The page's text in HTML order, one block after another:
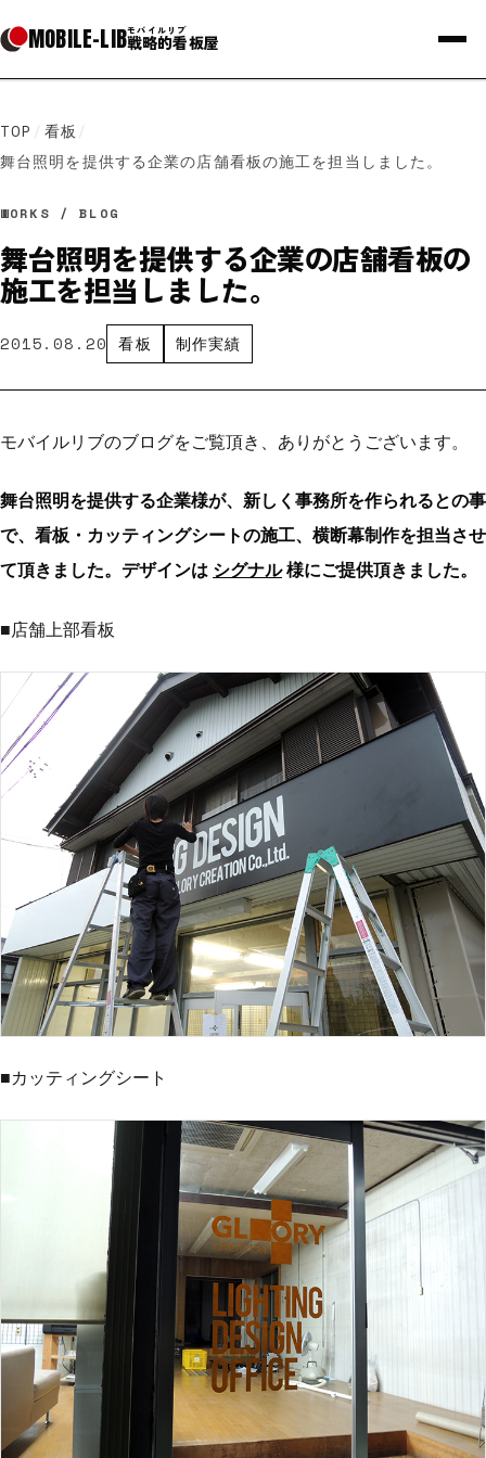
MOBILE-LIBモバイルリブ
戦略的看板屋
TOP / 看板 /
舞台照明を提供する企業の店舗看板の施工を担当しました。
WORKS / BLOG
舞台照明を提供する企業の店舗看板の
施工を担当しました。
2015.08.20 看板 制作実績
モバイルリブのブログをご覧頂き、ありがとうございます。
舞台照明を提供する企業様が、新しく事務所を作られるとの事
で、看板・カッティングシートの施工、横断幕制作を担当させ
て頂きました。デザインは シグナル様にご提供頂きました。
■店舗上部看板
■カッティングシート